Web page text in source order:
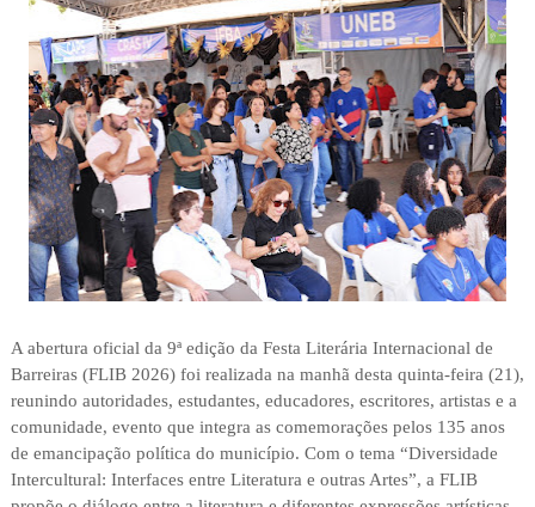
A abertura oficial da 9ª edição da Festa Literária Internacional de
Barreiras (FLIB 2026) foi realizada na manhã desta quinta-feira (21),
reunindo autoridades, estudantes, educadores, escritores, artistas e a
comunidade, evento que integra as comemorações pelos 135 anos
de emancipação política do município. Com o tema “Diversidade
Intercultural: Interfaces entre Literatura e outras Artes”, a FLIB